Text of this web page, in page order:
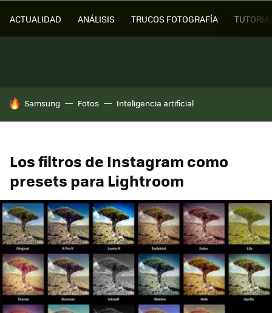
ACTUALIDAD ANÁLISIS TRUCOS FOTOGRAFÍA
HOY SE HABLA DE
Samsung Fotos Inteligencia artificial
Los filtros de Instagram como
presets para Lightroom